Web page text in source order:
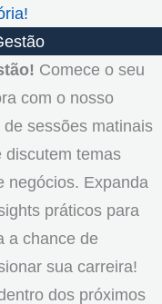
Comece o seu
com o nosso
sessões matinais
discutem temas
negócios. Expanda
práticos para
a chance de
sua carreira!
dos próximos